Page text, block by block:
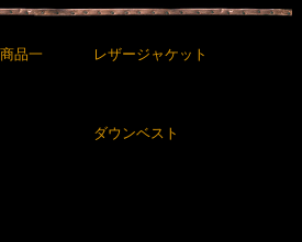
品一
レザージャケット
ダウンベスト